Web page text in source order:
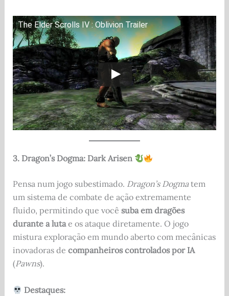
The Elder Scrolls IV : Oblivion Trailer
3. Dragon’s Dogma: Dark Arisen
Pensa num jogo subestimado. Dragon’s Dogmatem
um sistema de combate de ação extremamente
fluido, permitindo que você suba em dragões
durante a lutae os ataque diretamente. O jogo
mistura exploração em mundo aberto com mecânicas
inovadoras de companheiros controlados por IA
(Pawns).
Destaques: